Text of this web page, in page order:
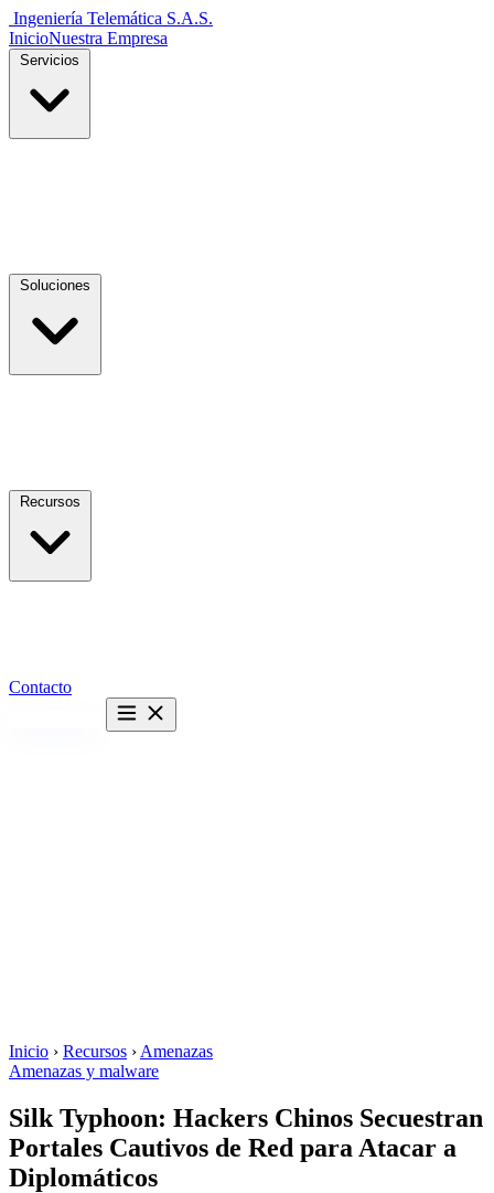
Ingeniería Telemática S.A.S.
InicioNuestra Empresa
Contacto
Inicio › Recursos › Amenazas
Amenazas y malware
Silk Typhoon: Hackers Chinos Secuestran
Portales Cautivos de Red para Atacar a
Diplomáticos